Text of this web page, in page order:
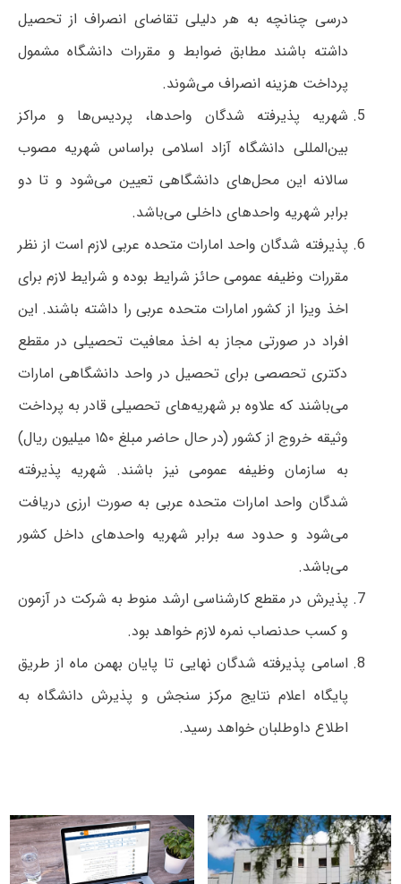
درسی چنانچه به هر دلیلی تقاضای انصراف از تحصیل
داشته باشند مطابق ضوابط و مقررات دانشگاه مشمول
پرداخت هزینه انصراف می‌شوند.
شهریه پذیرفته شدگان واحدها، پردیس‌ها و مراکز
بین‌المللی دانشگاه آزاد اسلامی براساس شهریه مصوب
سالانه این محل‌های دانشگاهی تعیین می‌شود و تا دو
برابر شهریه واحدهای داخلی می‌باشد.
پذیرفته شدگان واحد امارات متحده عربی لازم است از نظر
مقررات وظیفه عمومی حائز شرایط بوده و شرایط لازم برای
اخذ ویزا از کشور امارات متحده عربی را داشته باشند. این
افراد در صورتی مجاز به اخذ معافیت تحصیلی در مقطع
دکتری تحصصی برای تحصیل در واحد دانشگاهی امارات
می‌باشند که علاوه بر شهریه‌های تحصیلی قادر به پرداخت
وثیقه خروج از کشور (در حال حاضر مبلغ ۱۵۰ میلیون ریال)
به سازمان وظیفه عمومی نیز باشند. شهریه پذیرفته
شدگان واحد امارات متحده عربی به صورت ارزی دریافت
می‌شود و حدود سه برابر شهریه واحدهای داخل کشور
می‌باشد.
پذیرش در مقطع کارشناسی ارشد منوط به شرکت در آزمون
و کسب حدنصاب نمره لازم خواهد بود.
اسامی پذیرفته شدگان نهایی تا پایان بهمن ماه از طریق
پایگاه اعلام نتایج مرکز سنجش و پذیرش دانشگاه به
اطلاع داوطلبان خواهد رسید.